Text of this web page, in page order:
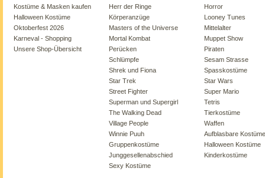
Kostüme & Masken kaufen
Halloween Kostüme
Oktoberfest 2026
Karneval - Shopping
Unsere Shop-Übersicht
Herr der Ringe
Horror
Körperanzüge
Looney Tunes
Masters of the Universe
Mittelalter
Mortal Kombat
Muppet Show
Perücken
Piraten
Schlümpfe
Sesam Strasse
Shrek und Fiona
Spasskostüme
Star Trek
Star Wars
Street Fighter
Super Mario
Superman und Supergirl
Tetris
The Walking Dead
Tierkostüme
Village People
Waffen
Winnie Puuh
Aufblasbare Kostüme
Gruppenkostüme
Halloween Kostüme
Junggesellenabschied
Kinderkostüme
Sexy Kostüme